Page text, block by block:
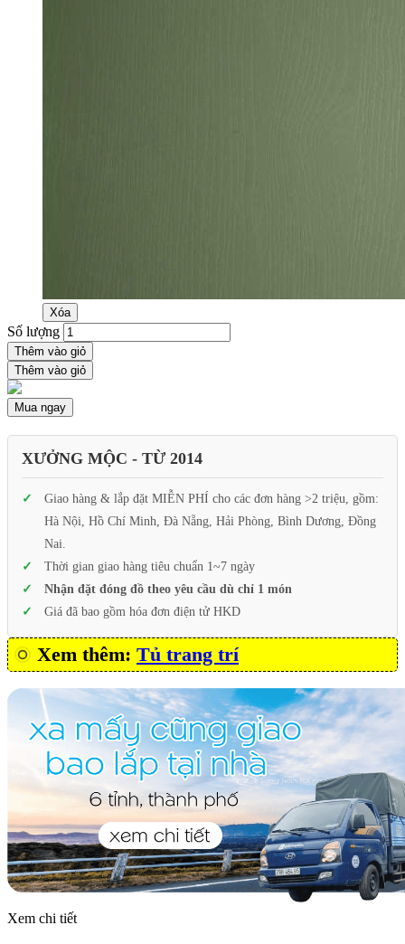
Xóa
Số lượng
Thêm vào giỏ
Thêm vào giỏ
Mua ngay
XƯỞNG MỘC - TỪ 2014
Giao hàng & lắp đặt MIỄN PHÍ cho các đơn hàng >2 triệu, gồm:
Hà Nội, Hồ Chí Minh, Đà Nẵng, Hải Phòng, Bình Dương, Đồng
Nai.
Thời gian giao hàng tiêu chuẩn 1~7 ngày
Nhận đặt đóng đồ theo yêu cầu dù chỉ 1 món
Giá đã bao gồm hóa đơn điện tử HKD
Xem thêm: Tủ trang trí
Xem chi tiết